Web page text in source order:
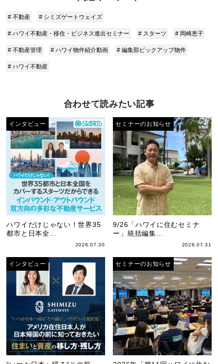
# 不動産 # シミズゲートウェイズ
# ハワイ不動産・移住・ビジネス進出セミナー # スターツ # 岡崎恵子
# 不動産管理 # ハワイ物件紹介動画 # 編集部ピックアップ物件
# ハワイ不動産
合わせて読みたい記事
インタビュー
ハワイだけじゃない！世界35
都市と日本全...
2026.07.30
セミナーのお知らせ
9/26「ハワイに住むセミナ
ー」統括編集...
2026.07.31
インタビュー セミナーのお知らせ